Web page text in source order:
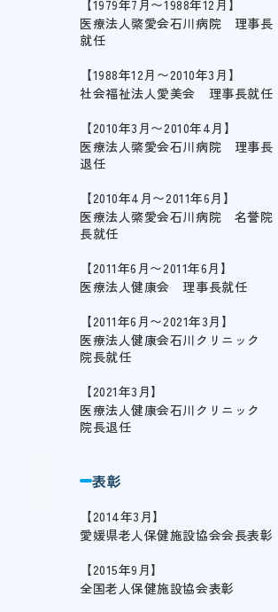
1979年7月〜1988年12月
医療法人綮愛会石川病院 理事長
就任
1988年12月〜2010年3月
社会福祉法人愛美会 理事長就任
2010年3月〜2010年4月
医療法人綮愛会石川病院 理事長
退任
2010年4月〜2011年6月
医療法人綮愛会石川病院 名誉院
長就任
2011年6月〜2011年6月
医療法人健康会 理事長就任
2011年6月〜2021年3月
医療法人健康会石川クリニック
院長就任
2021年3月
医療法人健康会石川クリニック
院長退任
表彰
2014年3月
愛媛県老人保健施設協会会長表彰
2015年9月
全国老人保健施設協会表彰